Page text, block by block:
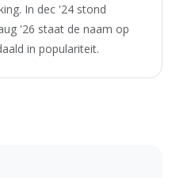
In dec '24 stond
'26 staat de naam op
in populariteit.